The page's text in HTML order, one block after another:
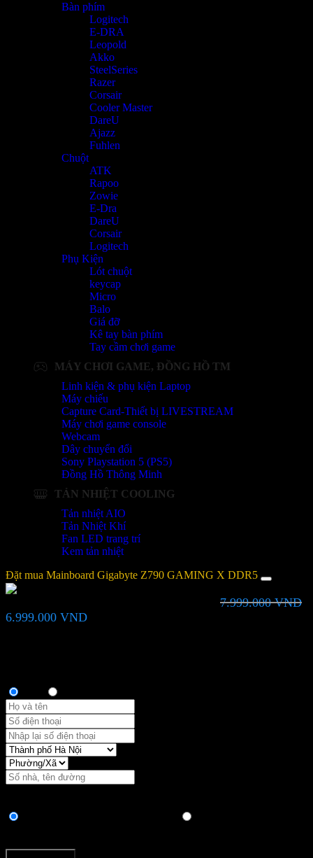
Bàn phím
Logitech
E-DRA
Leopold
Akko
SteelSeries
Razer
Corsair
Cooler Master
DareU
Ajazz
Fuhlen
Chuột
ATK
Rapoo
Zowie
E-Dra
DareU
Corsair
Logitech
Phụ Kiện
Lót chuột
keycap
Micro
Balo
Giá đỡ
Kê tay bàn phím
Tay cầm chơi game
MÁY CHƠI GAME, ĐỒNG HỒ TM
Linh kiện & phụ kiện Laptop
Máy chiếu
Capture Card-Thiết bị LIVESTREAM
Máy chơi game console
Webcam
Dây chuyển đổi
Sony Playstation 5 (PS5)
Đồng Hồ Thông Minh
TẢN NHIỆT COOLING
Tản nhiệt AIO
Tản Nhiệt Khí
Fan LED trang trí
Kem tản nhiệt
Đặt mua Mainboard Gigabyte Z790 GAMING X​ DDR5
7.999.000VND
Giá
6.999.000 VNDGiá